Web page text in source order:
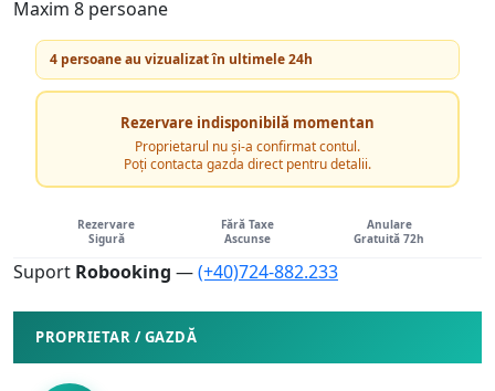
Maxim 8 persoane
4 persoane au vizualizat în ultimele 24h
Rezervare indisponibilă momentan
Proprietarul nu și-a confirmat contul.
Poți contacta gazda direct pentru detalii.
Rezervare
Sigură
Fără Taxe
Ascunse
Anulare
Gratuită 72h
Suport Robooking —(+40)724-882.233
PROPRIETAR / GAZDĂ